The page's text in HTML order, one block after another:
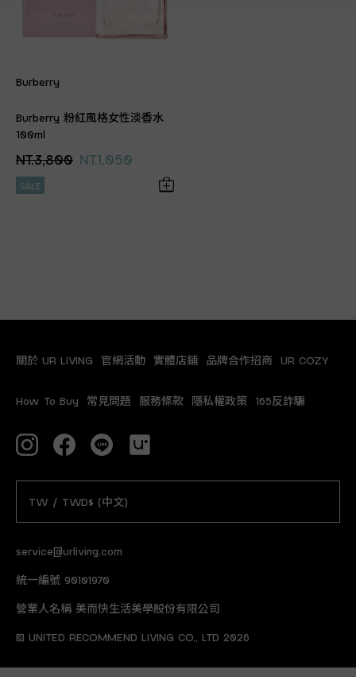
Burberry
Burberry 粉紅風格女性淡香水
100ml
NT.3,800 NT.1,050
SALE
service@urliving.com
統一編號 90101970
營業人名稱 美而快生活美學股份有限公司
© UNITED RECOMMEND LIVING CO., LTD 2026
關於 UR LIVING 官網活動 實體店鋪 品牌合作招商 UR COZY
How To Buy 常見問題 服務條款 隱私權政策 165反詐騙
TW / TWD$ (中文)